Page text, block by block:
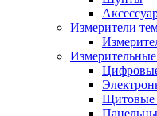
Измерители
Щитовые